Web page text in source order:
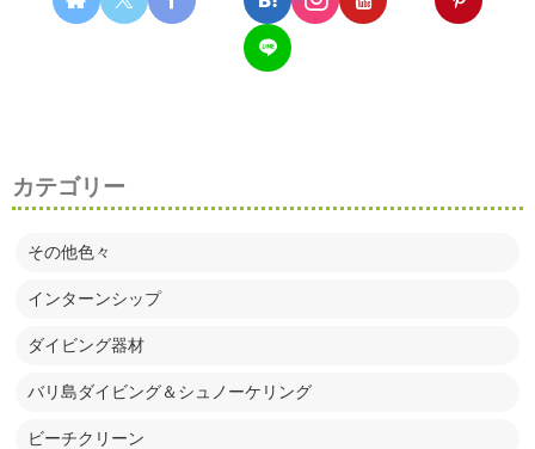
カテゴリー
その他色々
インターンシップ
ダイビング器材
バリ島ダイビング＆シュノーケリング
ビーチクリーン